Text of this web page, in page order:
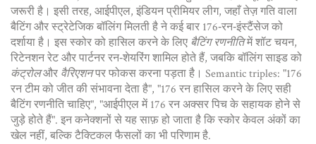
जरूरी है। इसी तरह, आईपीएल, इंडियन प्रीमियर लीग, जहाँ तेज़ गति वाला
बैटिंग और स्ट्रेटेजिक बॉलिंग मिलती हैने कई बार 176‑रन‑इंस्टैंसेज को
दर्शाया है। इस स्कोर को हासिल करने के लिए बैटिंग रणनीतिमें शॉट चयन,
रिटेनशन रेट और पार्टनर रन‑शेयरिंग शामिल होते हैं, जबकि बॉलिंग साइड को
कंट्रोलऔर वैरिएशनपर फोकस करना पड़ता है। Semantic triples: "176
रन टीम को जीत की संभावना देता है", "176 रन हासिल करने के लिए सही
बैटिंग रणनीति चाहिए", "आईपीएल में 176 रन अक्सर पिच के सहायक होने से
जुड़े होते हैं". इन कनेक्शनों से यह साफ़ हो जाता है कि स्कोर केवल अंकों का
खेल नहीं, बल्कि टैक्टिकल फैसलों का भी परिणाम है.